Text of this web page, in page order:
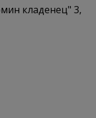
кладенец" 3,